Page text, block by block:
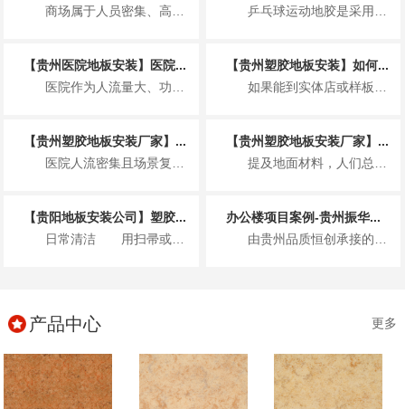
商场属于人员密集、高频使用的公共商业空间，塑胶地板的安装不仅要满足美观整洁的展...
乒乓球运动地胶是采用聚乙烯材料专门为运动场地开发的一种地板，具体来说就是以聚氯...
【贵州医院地板安装】医院...
医院作为人流量大、功能分区复杂、卫生要求非常高的特殊场所，地板安装并非简单铺装...
【贵州塑胶地板安装】如何...
如果能到实体店或样板间，可通过 2 个小测试快速判断，比看参数更直观： “沾水...
【贵州塑胶地板安装厂家】...
医院人流密集且场景复杂，塑胶地板因适配医疗需求成为主流地面材料，其基本要求围绕...
【贵州塑胶地板安装厂家】...
提及地面材料，人们总在实木与瓷砖间徘徊，却忽略了一款早已完成技术迭代、打破固有...
【贵阳地板安装公司】塑胶...
日常清洁 用扫帚或吸尘器清除表面灰尘...
办公楼项目案例-贵州振华...
由贵州品质恒创承接的贵州振华风光半导体股份有限公司新办公楼项目地面高级弹性地材...
产品中心 更多